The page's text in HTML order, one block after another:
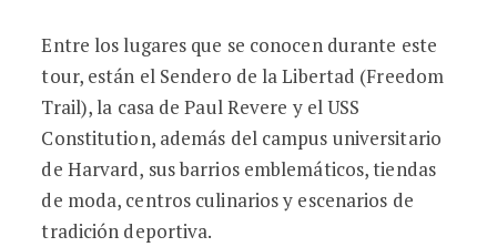
Entre los lugares que se conocen durante este
tour, están el Sendero de la Libertad (Freedom
Trail), la casa de Paul Revere y el USS
Constitution, además del campus universitario
de Harvard, sus barrios emblemáticos, tiendas
de moda, centros culinarios y escenarios de
tradición deportiva.